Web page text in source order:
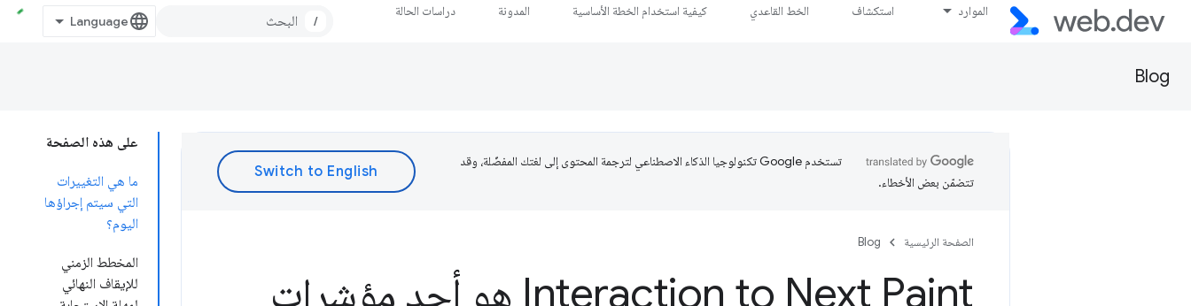
الموارد استكشاف الخط القاعدي كيفية استخدام الخطة الأساسية المدونة دراسات الحالة
/
Blog
على هذه الصفحة
ما هي التغييرات
التي سيتم إجراؤها
اليوم؟
المخطط الزمني
للإيقاف النهائي
تستخدم Google تكنولوجيا الذكاء الاصطناعي لترجمة المحتوى إلى لغتك المفضّلة، وقد
تتضمّن بعض الأخطاء.
الصفحة الرئيسية Blog
Interaction to Next Paint هو أحد مؤشرات